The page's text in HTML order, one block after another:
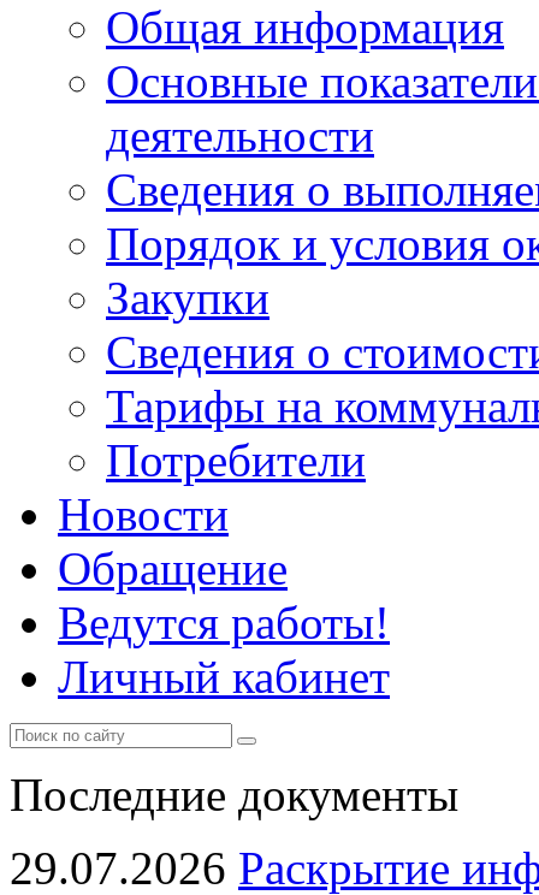
Общая информация
Основные
деятельности
Сведения о
Порядок и условия
Закупки
Сведения о
Тарифы на
Потребители
Новости
Обращение
Ведутся работы!
Личный кабинет
Последние документы
29.07.2026 Раскрытие